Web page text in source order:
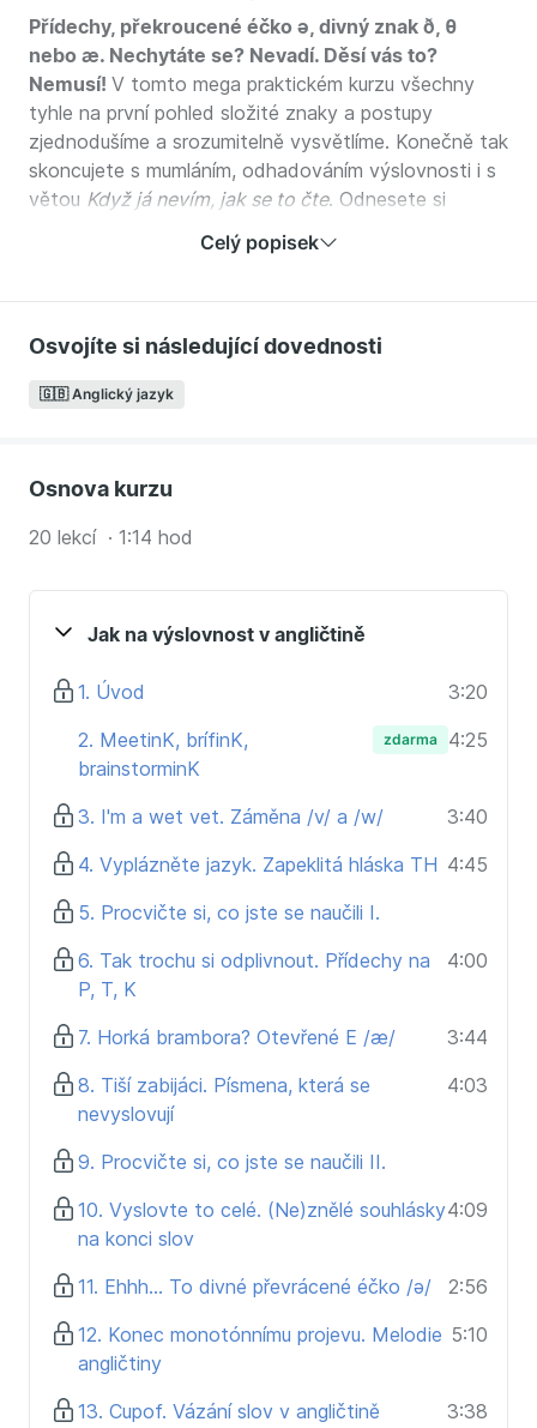
Přídechy, překroucené éčko ə, divný znak ð, θ
nebo æ. Nechytáte se? Nevadí. Děsí vás to?
Nemusí! V tomto mega praktickém kurzu všechny
tyhle na první pohled složité znaky a postupy
zjednodušíme a srozumitelně vysvětlíme. Konečně tak
skoncujete s mumláním, odhadováním výslovnosti i s
větou Když já nevím, jak se to čte. Odnesete si
základní pravidla, spolu s lektorem nastavíte pusu i
ucho na správnou výslovnost a zjistíte, kde a jak
Nuda to rozhodně nebude, možná si ale trochu
poprskáte monitor.
Budeme spolu hlavně hodně mluvit a trénovat.
Namakejte si běžně používaná slovíčka, kvůli kterým
je naší angličtině špatně rozumět.
nadšení, že stačí velice málo, aby vaše angličtina
jednoduché vysvětlení toho, jak v češtině
neexistující hlásky správně vyslovovat,
ucelený přehled pravidel anglické výslovnosti,
hodně prostoru pro procvičování,
nahrávala rodilá Angličanka Lucy).
Kurz je vhodný pro všechny, kteří:
s angličtinou začínají a chtějí od začátku správně
vyslovovat,
jsou už v angličtině pokročilí, ale výslovnosti se
nikdy nevěnovali,
chtějí znít více jako rodilí mluvčí,
Celý popisek
Osvojíte si následující dovednosti
🇬🇧 Anglický jazyk
Osnova kurzu
20 lekcí · 1:14 hod
Jak na výslovnost v angličtině
1. Úvod
3:20
2. MeetinK, brífinK,
brainstorminK
zdarma 4:25
3. I'm a wet vet. Záměna /v/ a /w/
3:40
4. Vyplázněte jazyk. Zapeklitá hláska TH 4:45
5. Procvičte si, co jste se naučili I.
6. Tak trochu si odplivnout. Přídechy na
P, T, K
4:00
7. Horká brambora? Otevřené E /æ/
3:44
8. Tiší zabijáci. Písmena, která se
nevyslovují
4:03
9. Procvičte si, co jste se naučili II.
10. Vyslovte to celé. (Ne)znělé souhlásky
na konci slov
4:09
11. Ehhh… To divné převrácené éčko /ə/
2:56
12. Konec monotónnímu projevu. Melodie
angličtiny
5:10
13. Cupof. Vázání slov v angličtině
3:38